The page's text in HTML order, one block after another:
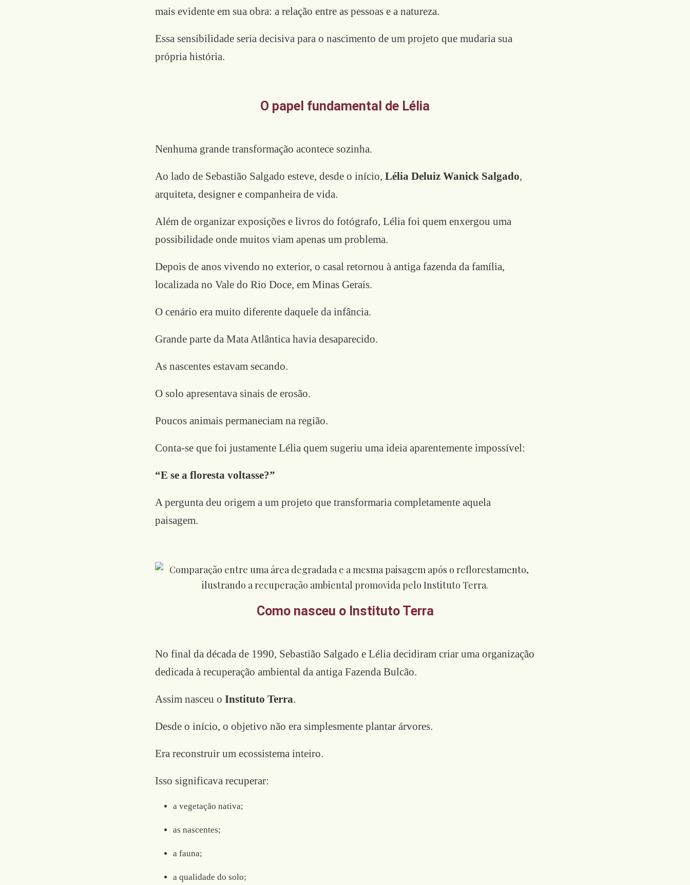
mais evidente em sua obra: a relação entre as pessoas e a natureza.
Essa sensibilidade seria decisiva para o nascimento de um projeto que mudaria sua
própria história.
O papel fundamental de Lélia
Nenhuma grande transformação acontece sozinha.
Ao lado de Sebastião Salgado esteve, desde o início, Lélia Deluiz Wanick Salgado,
arquiteta, designer e companheira de vida.
Além de organizar exposições e livros do fotógrafo, Lélia foi quem enxergou uma
possibilidade onde muitos viam apenas um problema.
Depois de anos vivendo no exterior, o casal retornou à antiga fazenda da família,
localizada no Vale do Rio Doce, em Minas Gerais.
O cenário era muito diferente daquele da infância.
Grande parte da Mata Atlântica havia desaparecido.
As nascentes estavam secando.
O solo apresentava sinais de erosão.
Poucos animais permaneciam na região.
Conta-se que foi justamente Lélia quem sugeriu uma ideia aparentemente impossível:
“E se a floresta voltasse?”
A pergunta deu origem a um projeto que transformaria completamente aquela
paisagem.
Como nasceu o Instituto Terra
No final da década de 1990, Sebastião Salgado e Lélia decidiram criar uma organização
dedicada à recuperação ambiental da antiga Fazenda Bulcão.
Assim nasceu o Instituto Terra.
Desde o início, o objetivo não era simplesmente plantar árvores.
Era reconstruir um ecossistema inteiro.
Isso significava recuperar:
a vegetação nativa;
as nascentes;
a fauna;
a qualidade do solo;